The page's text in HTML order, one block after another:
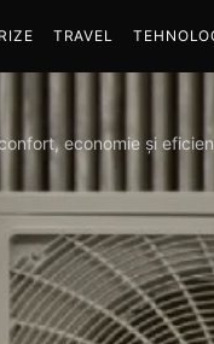
TRAVEL
economie și